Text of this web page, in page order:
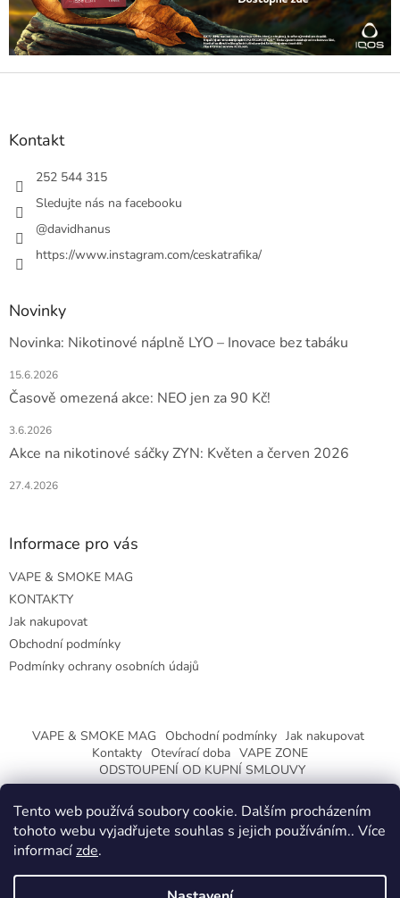
Tento web používá soubory cookie. Dalším procházením
tohoto webu vyjadřujete souhlas s jejich používáním.. Více
informacízde.
Z
Kontakt
252 544 315
Sledujte nás na facebooku
@davidhanus
https://www.instagram.com/ceskatrafika/
Novinky
Novinka: Nikotinové náplně LYO – Inovace bez tabáku
15.6.2026
Časově omezená akce: NEO jen za 90 Kč!
3.6.2026
Akce na nikotinové sáčky ZYN: Květen a červen 2026
27.4.2026
Informace pro vás
VAPE & SMOKE MAG
KONTAKTY
Jak nakupovat
Obchodní podmínky
Podmínky ochrany osobních údajů
VAPE & SMOKE MAG Obchodní podmínky Jak nakupovat
Kontakty Otevírací doba VAPE ZONE
ODSTOUPENÍ OD KUPNÍ SMLOUVY